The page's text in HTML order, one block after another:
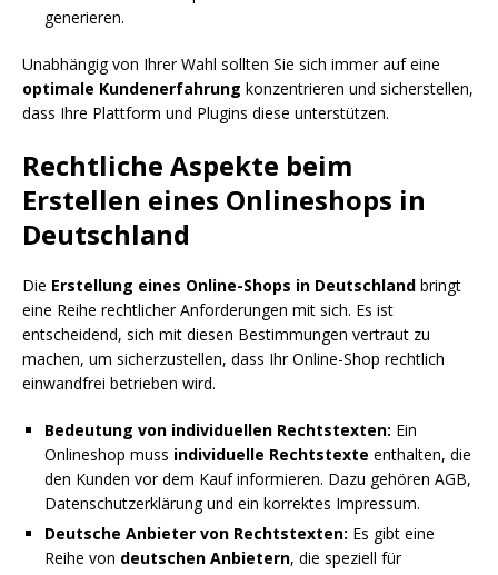
generieren.
Unabhängig von Ihrer Wahl sollten Sie sich immer auf eine
optimale Kundenerfahrung konzentrieren und sicherstellen,
dass Ihre Plattform und Plugins diese unterstützen.
Rechtliche Aspekte beim
Erstellen eines Onlineshops in
Deutschland
Die Erstellung eines Online-Shops in Deutschland bringt
eine Reihe rechtlicher Anforderungen mit sich. Es ist
entscheidend, sich mit diesen Bestimmungen vertraut zu
machen, um sicherzustellen, dass Ihr Online-Shop rechtlich
einwandfrei betrieben wird.
Bedeutung von individuellen Rechtstexten: Ein
Onlineshop muss individuelle Rechtstexte enthalten, die
den Kunden vor dem Kauf informieren. Dazu gehören AGB,
Datenschutzerklärung und ein korrektes Impressum.
Deutsche Anbieter von Rechtstexten: Es gibt eine
Reihe von deutschen Anbietern, die speziell für